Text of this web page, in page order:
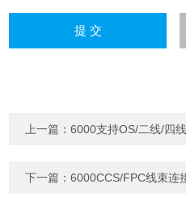
上一篇：6000支持OS/二线/四
下一篇：6000CCS/FPC线束连